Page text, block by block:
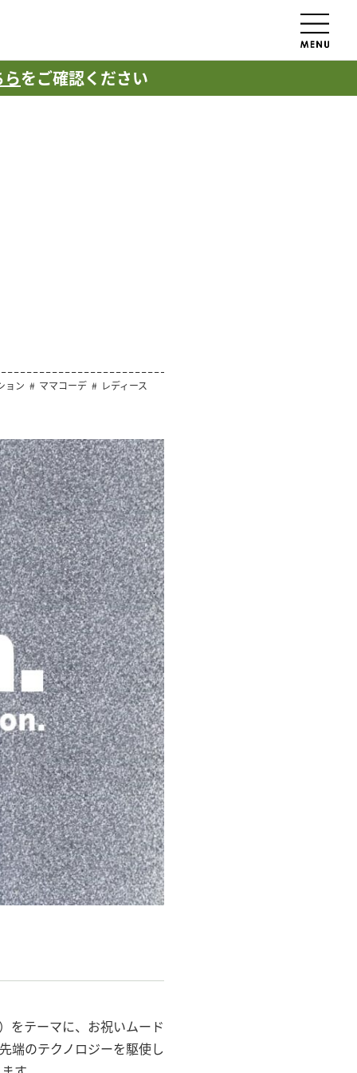
をご確認ください
ョン ママコーデ レディース
をテーマに、お祝いムード
端のテクノロジーを駆使し